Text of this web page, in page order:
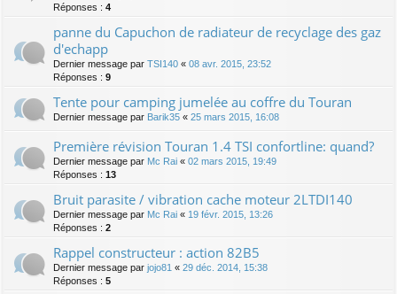
Réponses : 4
panne du Capuchon de radiateur de recyclage des gaz
d'echapp
Dernier message par TSI140 « 08 avr. 2015, 23:52
Réponses : 9
Tente pour camping jumelée au coffre du Touran
Dernier message par Barik35 « 25 mars 2015, 16:08
Première révision Touran 1.4 TSI confortline: quand?
Dernier message par Mc Rai « 02 mars 2015, 19:49
Réponses : 13
Bruit parasite / vibration cache moteur 2LTDI140
Dernier message par Mc Rai « 19 févr. 2015, 13:26
Réponses : 2
Rappel constructeur : action 82B5
Dernier message par jojo81 « 29 déc. 2014, 15:38
Réponses : 5